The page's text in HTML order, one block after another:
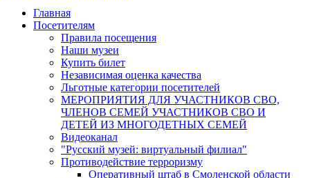
Главная
Посетителям
Правила посещения
Наши музеи
Купить билет
Независимая оценка качества
Льготные категории посетителей
МЕРОПРИЯТИЯ ДЛЯ УЧАСТНИКОВ СВО,
ЧЛЕНОВ СЕМЕЙ УЧАСТНИКОВ СВО И
ДЕТЕЙ ИЗ МНОГОДЕТНЫХ СЕМЕЙ
Видеоканал
"Русский музей: виртуальный филиал"
Противодействие терроризму
Оперативный штаб в Смоленской области